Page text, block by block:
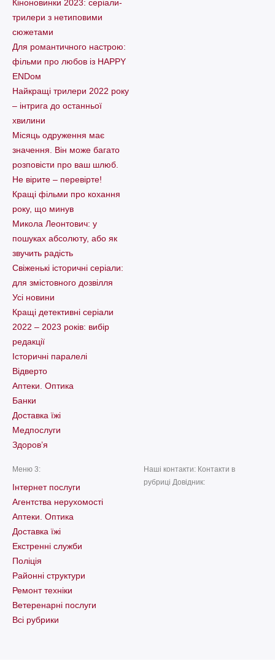
Кіноновинки 2023: серіали-
трилери з нетиповими
сюжетами
Для романтичного настрою:
фільми про любов із HAPPY
ENDом
Найкращі трилери 2022 року
– інтрига до останньої
хвилини
Місяць одруження має
значення. Він може багато
розповісти про ваш шлюб.
Не вірите – перевірте!
Кращі фільми про кохання
року, що минув
Микола Леонтович: у
пошуках абсолюту, або як
звучить радість
Свіженькі історичні серіали:
для змістовного дозвілля
Усі новини
Кращі детективні серіали
2022 – 2023 років: вибір
редакції
Історичні паралелі
Відверто
Аптеки. Оптика
Банки
Доставка їжі
Медпослуги
Здоров’я
Меню 3:
Інтернет послуги
Агентства нерухомості
Аптеки. Оптика
Доставка їжі
Екстренні служби
Поліція
Районні структури
Ремонт техніки
Ветеренарні послуги
Всі рубрики
Наші контакти: Контакти в
рубриці Довідник: